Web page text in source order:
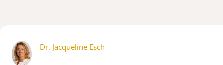
Dr. Jacqueline Esch